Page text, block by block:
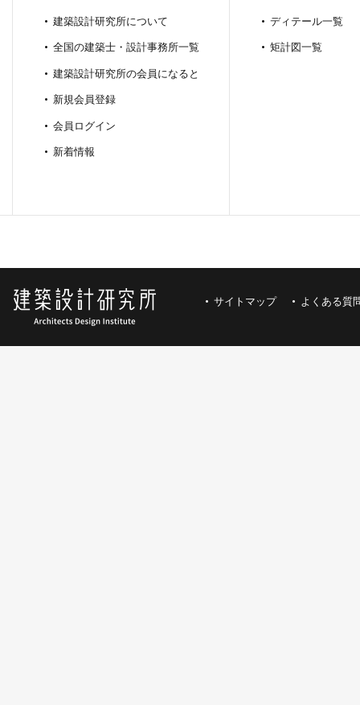
建築設計研究所について
全国の建築士・設計事務所一覧
建築設計研究所の会員になると
新規会員登録
会員ログイン
新着情報
ディテール一覧
矩計図一覧
サイトマップ よくある質